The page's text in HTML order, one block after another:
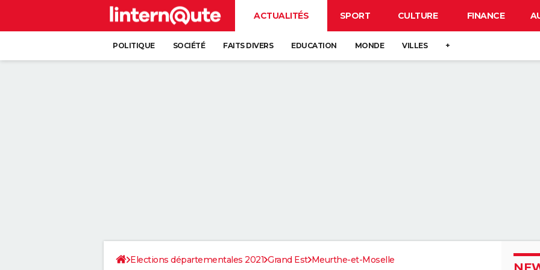
ACTUALITÉS SPORT CULTURE FINANCE
POLITIQUE SOCIÉTÉ FAITS DIVERS EDUCATION MONDE VILLES +
Elections départementales 2021 Grand Est Meurthe-et-Moselle